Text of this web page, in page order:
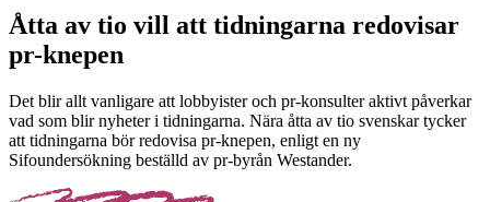
Åtta av tio vill att tidningarna redovisar
pr-knepen
Det blir allt vanligare att lobbyister och pr-konsulter aktivt påverkar
vad som blir nyheter i tidningarna. Nära åtta av tio svenskar tycker
att tidningarna bör redovisa pr-knepen, enligt en ny
Sifoundersökning beställd av pr-byrån Westander.